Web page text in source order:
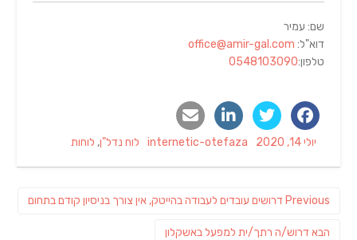
שם: עמיר
דוא"ל: office@amir-gal.com
טלפון:0548103090
Posted
יולי 14, 2020 Author
internetic-otefaza
Categories
לוח נדל"ן, לוחות
Previous
Previous
דרושים עובדים לעבודה בהייטק, אין צורך בניסיון קודם בתחום
הבא פוסט
דרוש/ה רתך/ית למפעל באשקלון